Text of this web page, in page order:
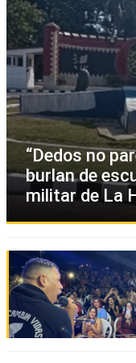
“Dedos no
burlan de
militar de La